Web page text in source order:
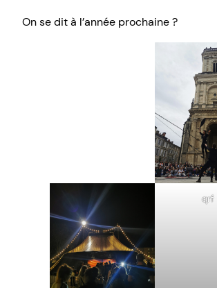
On se dit à l’année prochaine ?
qrf